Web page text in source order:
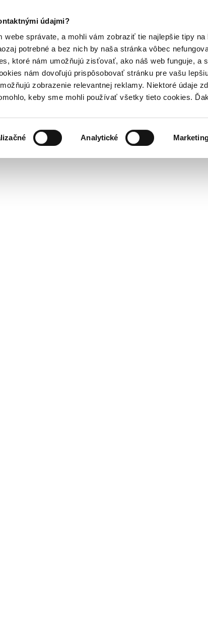
údajmi?
webe správate, a mohli vám zobraziť tie najlepšie tipy na
potrebné a bez nich by naša stránka vôbec
ktoré nám umožňujú zisťovať, ako náš web funguje, a
nám dovoľujú prispôsobovať stránku pre vašu
zobrazenie relevantnej reklamy. Niektoré údaje
keby sme mohli používať všetky tieto cookies.
Analytické